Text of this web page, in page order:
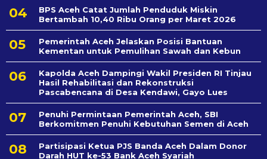
BPS Aceh Catat Jumlah Penduduk Miskin
Bertambah 10,40 Ribu Orang per Maret 2026
Pemerintah Aceh Jelaskan Posisi Bantuan
Kementan untuk Pemulihan Sawah dan Kebun
Kapolda Aceh Dampingi Wakil Presiden RI Tinjau
Hasil Rehabilitasi dan Rekonstruksi
Pascabencana di Desa Kendawi, Gayo Lues
Penuhi Permintaan Pemerintah Aceh, SBI
Berkomitmen Penuhi Kebutuhan Semen di Aceh
Partisipasi Ketua PJS Banda Aceh Dalam Donor
Darah HUT ke-53 Bank Aceh Syariah